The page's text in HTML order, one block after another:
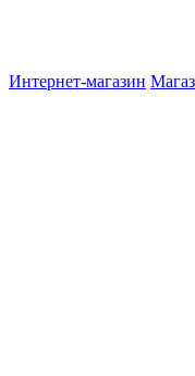
Интернет-магазин